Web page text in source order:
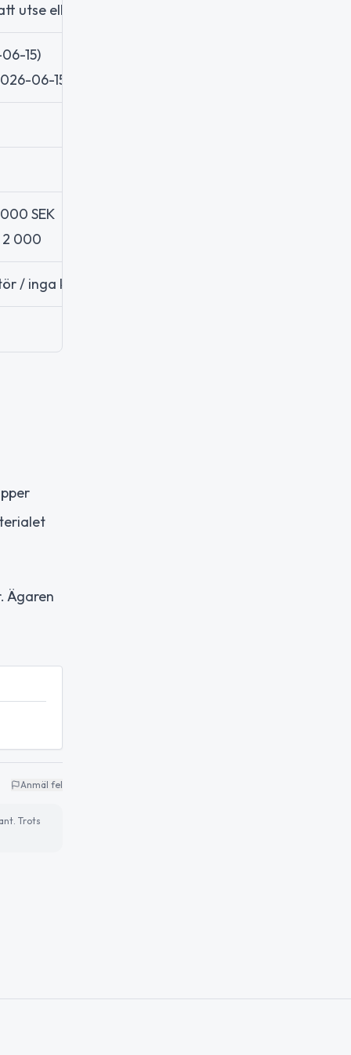
utse eller avsätta mer än hälften av
15)
06-15)
SEK
2 000
/ inga kända försäljningar till offentliga aktörer
Ägaren
Anmäl fel
Trots